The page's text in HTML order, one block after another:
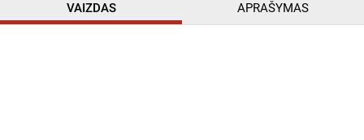
VAIZDAS APRAŠYMAS